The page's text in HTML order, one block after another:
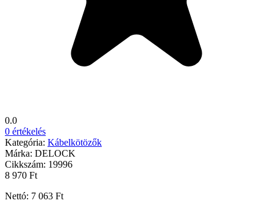
0.0
0 értékelés
Kategória: Kábelkötözők
Márka: DELOCK
Cikkszám: 19996
8 970 Ft
Nettó: 7 063 Ft